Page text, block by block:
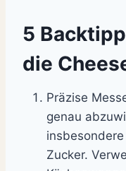
5
die
Präzise
genau
Zucker.